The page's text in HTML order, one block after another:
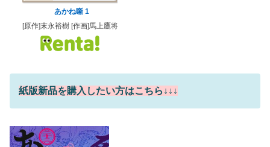
あかね噺 1
[原作]末永裕樹 [作画]馬上鷹将
紙版新品を購入したい方はこちら↓↓↓